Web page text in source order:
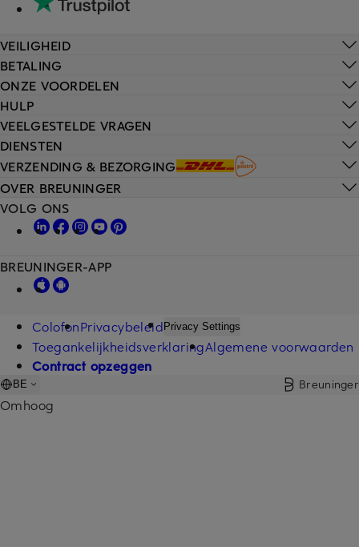
HULP
VEELGESTELDE VRAGEN
DIENSTEN
VERZENDING & BEZORGING
VEILIGHEID
BETALING
ONZE VOORDELEN
OVER BREUNINGER
VOLG ONS
BREUNINGER-APP
ColofonPrivacybeleid Privacy Settings
ToegankelijkheidsverklaringAlgemene voorwaarden
Contract opzeggen
BE Breuninger
Omhoog